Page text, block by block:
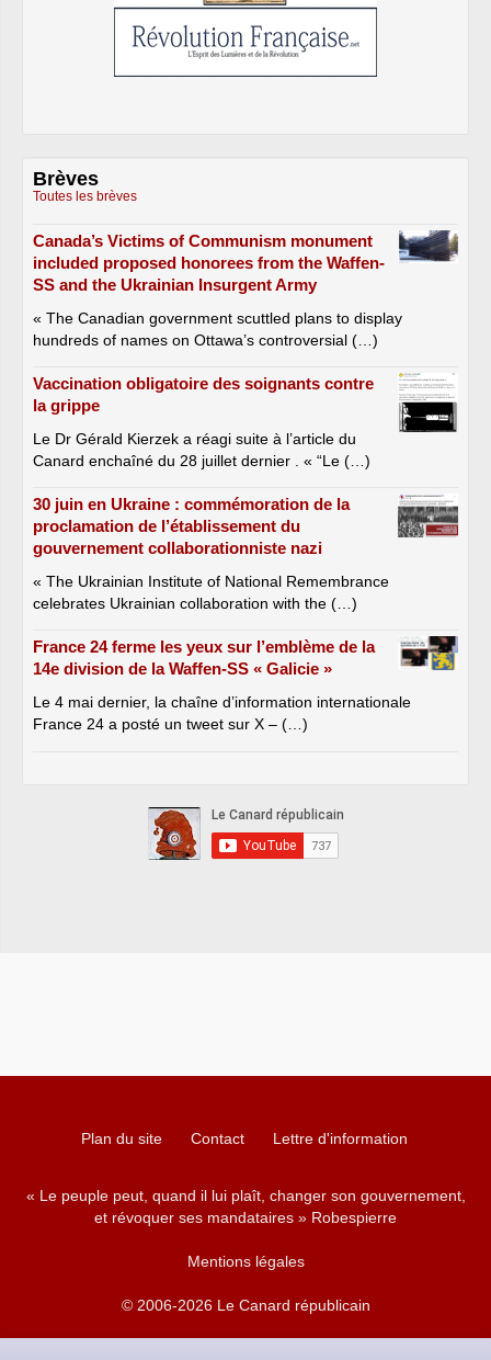
Brèves
Toutes les brèves
Canada’s Victims of Communism monument
included proposed honorees from the Waffen-
SS and the Ukrainian Insurgent Army
« The Canadian government scuttled plans to display
hundreds of names on Ottawa’s controversial (…)
Vaccination obligatoire des soignants contre
la grippe
Le Dr Gérald Kierzek a réagi suite à l’article du
Canard enchaîné du 28 juillet dernier . « “Le (…)
30 juin en Ukraine : commémoration de la
proclamation de l’établissement du
gouvernement collaborationniste nazi
« The Ukrainian Institute of National Remembrance
celebrates Ukrainian collaboration with the (…)
France 24 ferme les yeux sur l’emblème de la
14e division de la Waffen-SS « Galicie »
Le 4 mai dernier, la chaîne d’information internationale
France 24 a posté un tweet sur X – (…)
Plan du site Contact Lettre d'information
« Le peuple peut, quand il lui plaît, changer son gouvernement,
et révoquer ses mandataires » Robespierre
Mentions légales
© 2006-2026 Le Canard républicain